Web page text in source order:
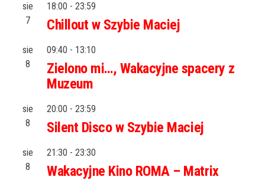
sie
7
18:00 - 23:59
Chillout w Szybie Maciej
sie
8
09:40 - 13:10
Zielono mi…, Wakacyjne spacery z
Muzeum
sie
8
20:00 - 23:59
Silent Disco w Szybie Maciej
sie
8
21:30 - 23:30
Wakacyjne Kino ROMA – Matrix